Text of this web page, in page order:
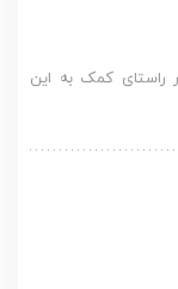
راستای کمک به این